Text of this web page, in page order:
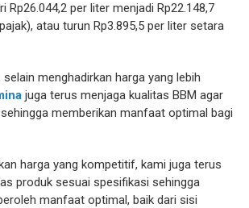
Rp26.044,2 per liter menjadi Rp22.148,7
atau turun Rp3.895,5 per liter setara
menghadirkan harga yang lebih
juga terus menjaga kualitas BBM agar
memberikan manfaat optimal bagi
harga yang kompetitif, kami juga terus
produk sesuai spesifikasi sehingga
manfaat optimal, baik dari sisi